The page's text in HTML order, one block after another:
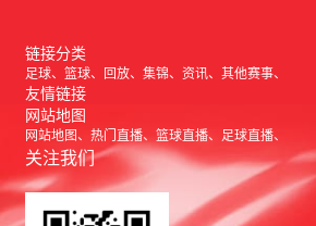
链接分类
足球 篮球 回放 集锦 资讯 其他赛事
友情链接
网站地图
网站地图 热门直播 篮球直播 足球直播
关注我们